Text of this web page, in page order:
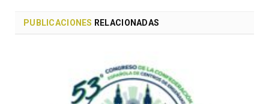
PUBLICACIONES RELACIONADAS